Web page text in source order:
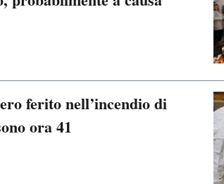
ferito nell’incendio di
ora 41